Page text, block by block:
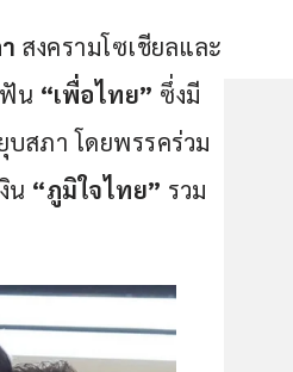
สงครามโซเชียลและ
น “เพื่อไทย” ซึ่งมี
บสภา โดยพรรคร่วม
น “ภูมิใจไทย” รวม